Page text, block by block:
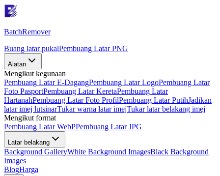
BatchRemover
Buang latar pukalPembuang Latar PNG
Alatan
Mengikut kegunaan
Pembuang Latar E-DagangPembuang Latar LogoPembuang Latar
Foto PasportPembuang Latar KeretaPembuang Latar
HartanahPembuang Latar Foto ProfilPembuang Latar PutihJadikan
latar imej lutsinarTukar warna latar imejTukar latar belakang imej
Mengikut format
Pembuang Latar WebPPembuang Latar JPG
Latar belakang
Background GalleryWhite Background ImagesBlack Background
Images
BlogHarga